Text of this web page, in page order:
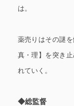
は。
薬売りはその謎
真・理】を突き
れていく。
◆総監督